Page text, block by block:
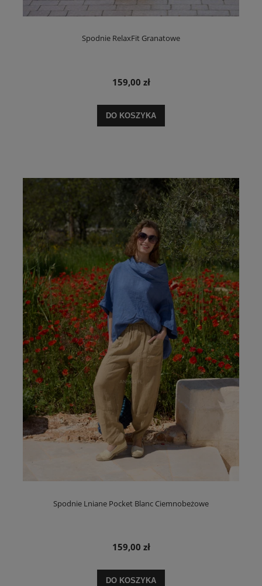
Spodnie RelaxFit Granatowe
159,00 zł
DO KOSZYKA
Spodnie Lniane Pocket Blanc Ciemnobeżowe
159,00 zł
DO KOSZYKA